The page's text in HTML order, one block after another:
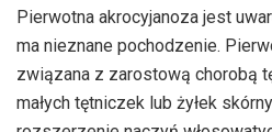
Pierwotna akrocyjanoza jest
ma nieznane pochodzenie.
związana z zarostową chorobą
małych tętniczek lub żyłek